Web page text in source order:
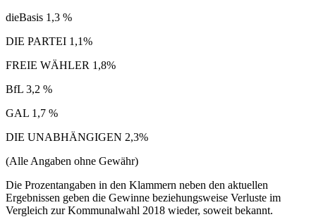
dieBasis 1,3 %
DIE PARTEI 1,1%
FREIE WÄHLER 1,8%
BfL 3,2 %
GAL 1,7 %
DIE UNABHÄNGIGEN 2,3%
(Alle Angaben ohne Gewähr)
Die Prozentangaben in den Klammern neben den aktuellen
Ergebnissen geben die Gewinne beziehungsweise Verluste im
Vergleich zur Kommunalwahl 2018 wieder, soweit bekannt.